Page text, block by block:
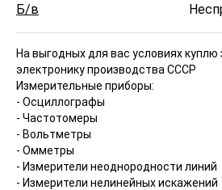
Б/в
На выгодных для вас условиях
электронику производства СССР
Измерительные приборы:
- Осциллографы
- Частотомеры
- Вольтметры
- Омметры
- Измерители неоднородности линий
- Измерители нелинейных искажений